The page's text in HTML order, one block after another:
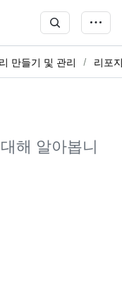
만들기 및 관리 리포
해 알아봅니